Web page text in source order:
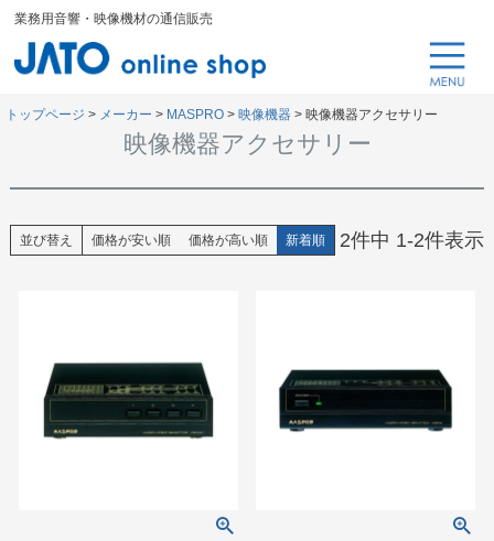
業務用音響・映像機材の通信販売
トップページ メーカー MASPRO 映像機器 映像機器アクセサリー
映像機器アクセサリー
並び替え 価格が安い順 価格が高い順 新着順 2件中 1-2件表示